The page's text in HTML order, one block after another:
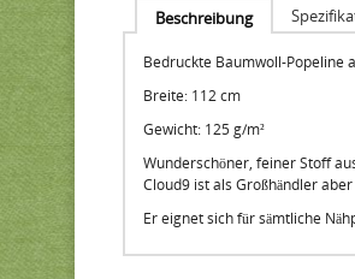
Beschreibung
Bedruckte Baumwoll-Popeline
Breite: 112 cm
Gewicht: 125 g/m²
Wunderschöner, feiner Stoff
Cloud9 ist als Großhändler
Er eignet sich für sämtliche